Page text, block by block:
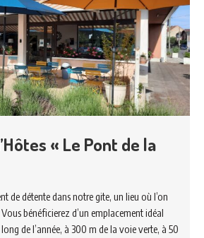
« Le Pont de la
de détente dans notre gite, un lieu où l’on
bénéficierez d’un emplacement idéal
de l’année, à 300 m de la voie verte, à 50